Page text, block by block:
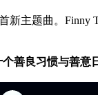
新主题曲。
善良习惯与善意